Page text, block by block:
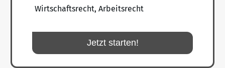
Wirtschaftsrecht, Arbeitsrecht
Jetzt starten!